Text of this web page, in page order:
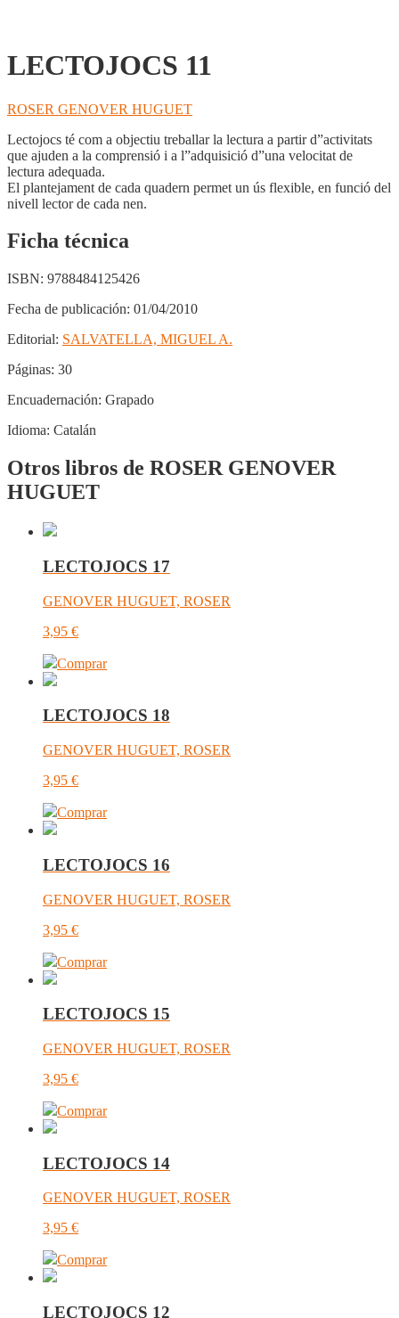
LECTOJOCS 11
ROSER GENOVER HUGUET
Lectojocs té com a objectiu treballar la lectura a partir d”activitats
que ajuden a la comprensió i a l”adquisició d”una velocitat de
lectura adequada.
El plantejament de cada quadern permet un ús flexible, en funció del
nivell lector de cada nen.
Ficha técnica
ISBN: 9788484125426
Fecha de publicación: 01/04/2010
Editorial: SALVATELLA, MIGUEL A.
Páginas: 30
Encuadernación: Grapado
Idioma: Catalán
Otros libros de ROSER GENOVER
HUGUET
LECTOJOCS 17
GENOVER HUGUET, ROSER
3,95 €
Comprar
LECTOJOCS 18
GENOVER HUGUET, ROSER
3,95 €
Comprar
LECTOJOCS 16
GENOVER HUGUET, ROSER
3,95 €
Comprar
LECTOJOCS 15
GENOVER HUGUET, ROSER
3,95 €
Comprar
LECTOJOCS 14
GENOVER HUGUET, ROSER
3,95 €
Comprar
LECTOJOCS 12